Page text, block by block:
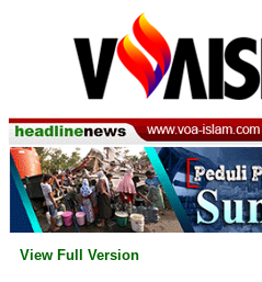
View Full Version